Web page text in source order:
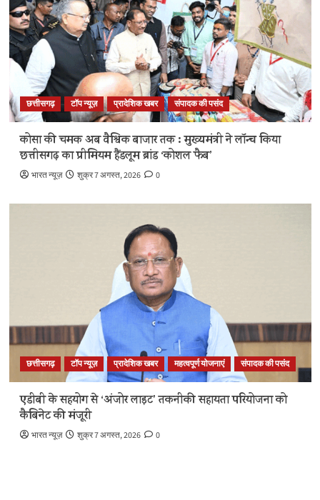
छत्तीसगढ़ टॉप न्यूज़ प्रादेशिक खबर संपादक की पसंद
कोसा की चमक अब वैश्विक बाजार तक : मुख्यमंत्री ने लॉन्च किया
छत्तीसगढ़ का प्रीमियम हैंडलूम ब्रांड ‘कोशल फैब’
भारत न्यूज़ शुक्र 7 अगस्त, 2026 0
छत्तीसगढ़ टॉप न्यूज़ प्रादेशिक खबर महत्वपूर्ण योजनाएं संपादक की पसंद
एडीबी के सहयोग से ‘अंजोर लाइट’ तकनीकी सहायता परियोजना को
कैबिनेट की मंजूरी
भारत न्यूज़ शुक्र 7 अगस्त, 2026 0